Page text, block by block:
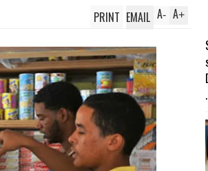
A+
A-
PRINT EMAIL